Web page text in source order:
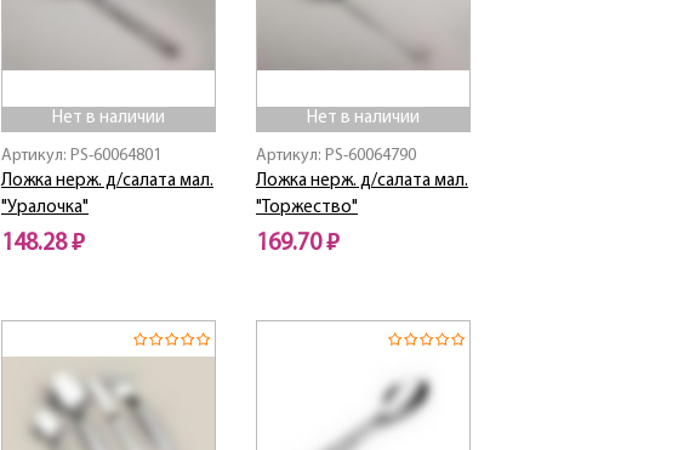
Нет в наличии
Артикул: PS-60064801
Ложка нерж. д/салата мал.
"Уралочка"
148.28 ₽
Нет в наличии
Артикул: PS-60064790
Ложка нерж. д/салата мал.
"Торжество"
169.70 ₽